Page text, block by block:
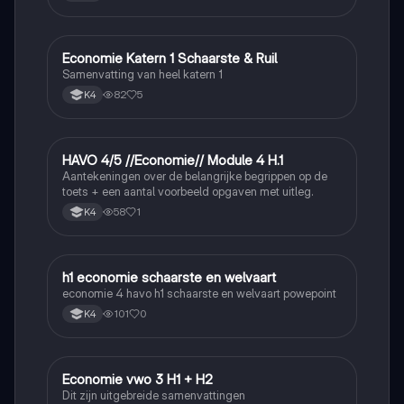
Economie
Economie Katern 1 Schaarste & Ruil
Samenvatting van heel katern 1
K4 82 5
Economie
HAVO 4/5 //Economie// Module 4 H.1
Aantekeningen over de belangrijke begrippen op de
toets + een aantal voorbeeld opgaven met uitleg.
K4 58 1
Economie
h1 economie schaarste en welvaart
economie 4 havo h1 schaarste en welvaart powepoint
K4 101 0
Economie
Economie vwo 3 H1 + H2
Dit zijn uitgebreide samenvattingen